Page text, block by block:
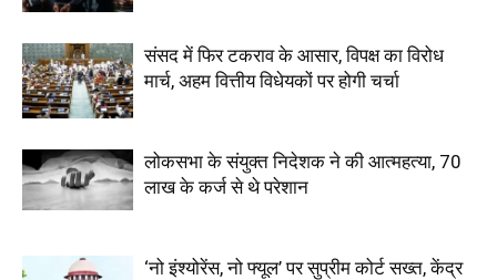
संसद में फिर टकराव के आसार, विपक्ष का विरोध
मार्च, अहम वित्तीय विधेयकों पर होगी चर्चा
लोकसभा के संयुक्त निदेशक ने की आत्महत्या, 70
लाख के कर्ज से थे परेशान
‘नो इंश्योरेंस, नो फ्यूल’ पर सुप्रीम कोर्ट सख्त, केंद्र